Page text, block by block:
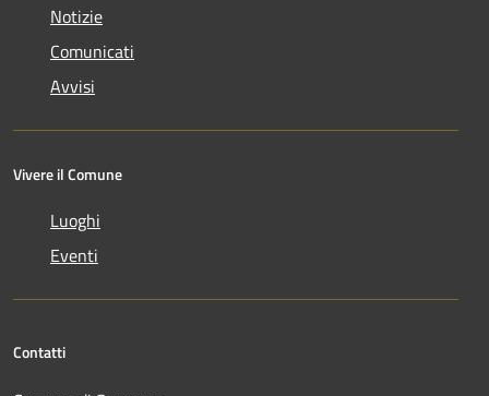
Notizie
Comunicati
Avvisi
Vivere il Comune
Luoghi
Eventi
Contatti